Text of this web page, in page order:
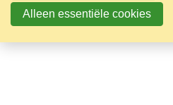
Nieuwsbrief
Nieuws
Alleen essentiële cookies